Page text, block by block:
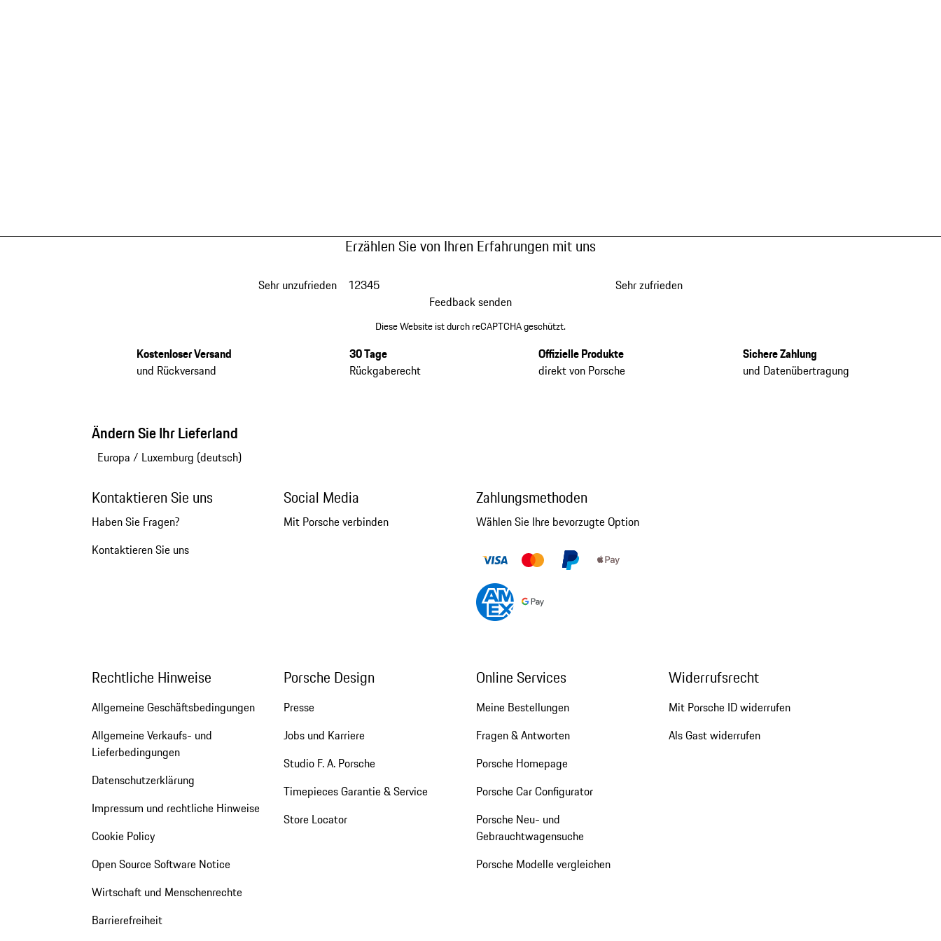
Erzählen Sie von Ihren Erfahrungen mit uns
Sehr unzufrieden 12345
Sehr zufrieden
Feedback senden
Diese Website ist durch reCAPTCHA geschützt.
Kostenloser Versand
und Rückversand
30 Tage
Rückgaberecht
Offizielle Produkte
direkt von Porsche
Sichere Zahlung
und Datenübertragung
Ändern Sie Ihr Lieferland
Europa / Luxemburg (deutsch)
Kontaktieren Sie uns
Haben Sie Fragen?
Kontaktieren Sie uns
Social Media
Mit Porsche verbinden
Zahlungsmethoden
Wählen Sie Ihre bevorzugte Option
Rechtliche Hinweise
Allgemeine Geschäftsbedingungen
Allgemeine Verkaufs- und
Lieferbedingungen
Datenschutzerklärung
Impressum und rechtliche Hinweise
Cookie Policy
Open Source Software Notice
Wirtschaft und Menschenrechte
Barrierefreiheit
Porsche Design
Presse
Jobs und Karriere
Studio F. A. Porsche
Timepieces Garantie & Service
Store Locator
Online Services
Meine Bestellungen
Fragen & Antworten
Porsche Homepage
Porsche Car Configurator
Porsche Neu- und
Gebrauchtwagensuche
Porsche Modelle vergleichen
Widerrufsrecht
Mit Porsche ID widerrufen
Als Gast widerrufen